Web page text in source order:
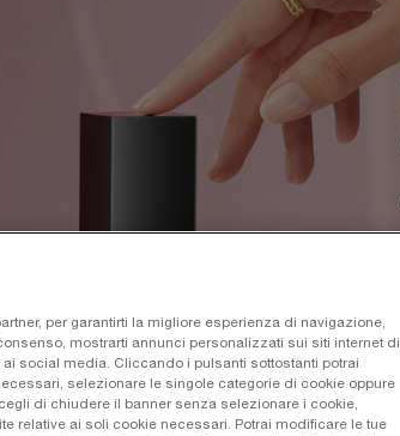
per garantirti la migliore esperienza di navigazione,
mostrarti annunci personalizzati sui siti internet di
social media. Cliccando i pulsanti sottostanti potrai
selezionare le singole categorie di cookie oppure
di chiudere il banner senza selezionare i cookie,
relative ai soli cookie necessari. Potrai modificare le tue